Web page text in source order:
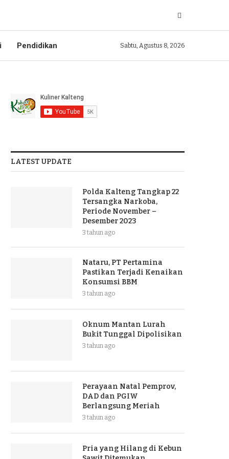
Pendidikan Sabtu, Agustus 8, 2026
LATEST UPDATE
Polda Kalteng Tangkap 22
Tersangka Narkoba,
Periode November –
Desember 2023
3 tahun ago
Nataru, PT Pertamina
Pastikan Terjadi Kenaikan
Konsumsi BBM
3 tahun ago
Oknum Mantan Lurah
Bukit Tunggal Dipolisikan
3 tahun ago
Perayaan Natal Pemprov,
DAD dan PGIW
Berlangsung Meriah
3 tahun ago
Pria yang Hilang di Kebun